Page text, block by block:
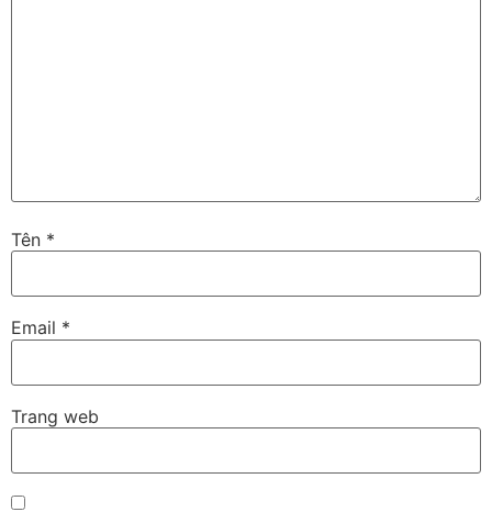
Tên *
Email *
Trang web